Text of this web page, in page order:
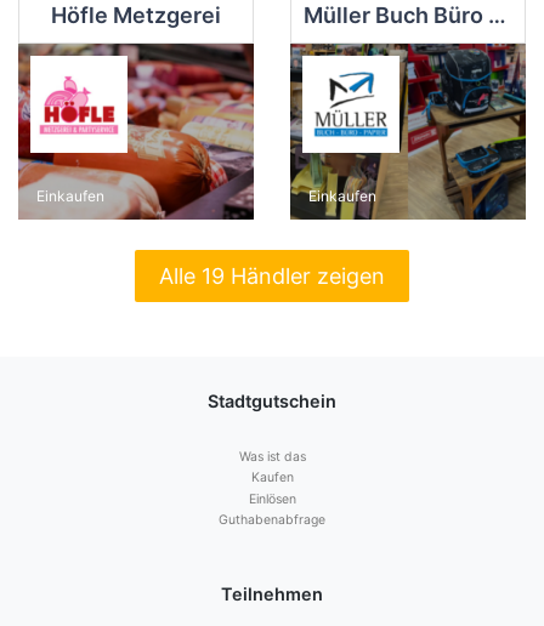
Höfle Metzgerei
Einkaufen
Müller Buch Büro Papier
Einkaufen
Alle 19 Händler zeigen
Stadtgutschein
Was ist das
Kaufen
Einlösen
Guthabenabfrage
Teilnehmen